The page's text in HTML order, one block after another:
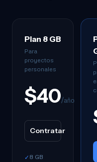
Plan 8 GB
Para
proyectos
personales
$40/año
Contratar
✓ 8 GB